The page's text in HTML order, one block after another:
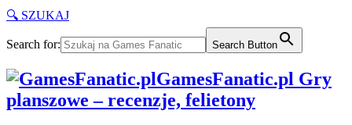
🔍 SZUKAJ
Search for: Search Button
GamesFanatic.pl Gry
planszowe – recenzje, felietony